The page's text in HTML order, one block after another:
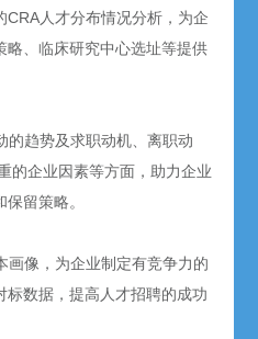
人才分布情况分析，为企
略、临床研究中心选址等提供
的趋势及求职动机、离职动
的企业因素等方面，助力企业
留策略。
画像，为企业制定有竞争力的
数据，提高人才招聘的成功